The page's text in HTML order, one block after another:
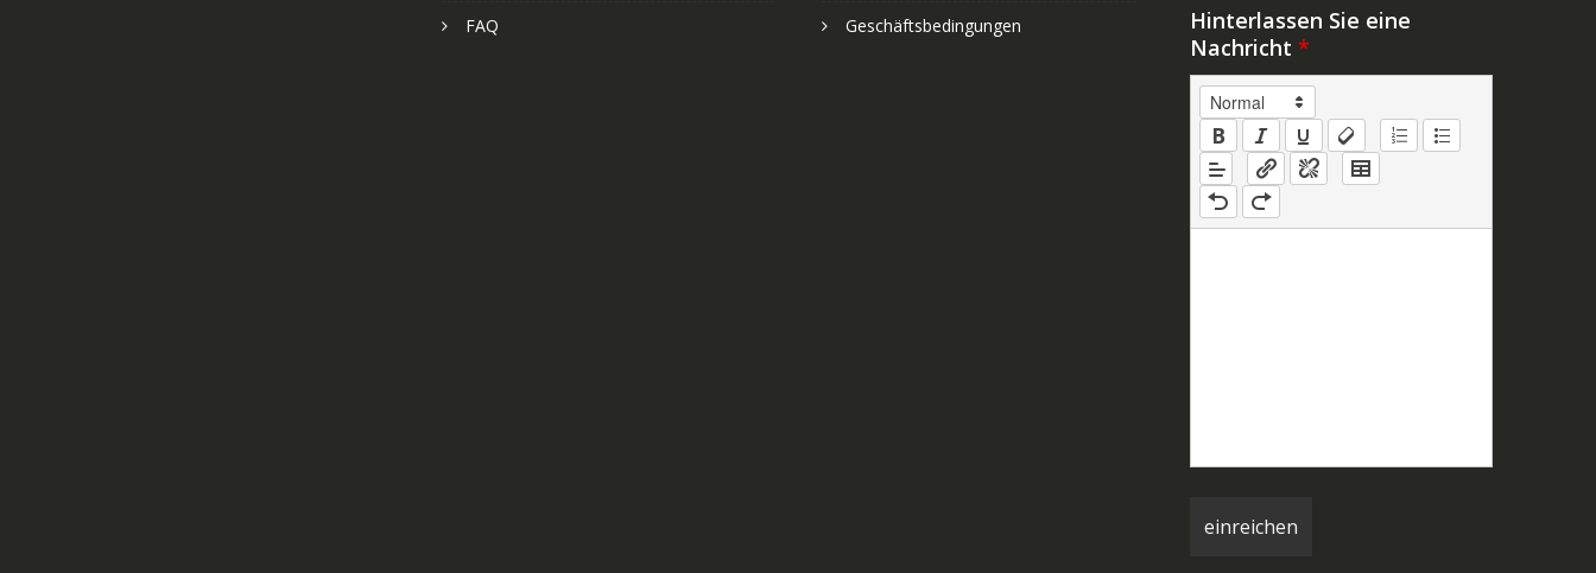
FAQ Geschäftsbedingungen
Hinterlassen Sie eine
Nachricht *